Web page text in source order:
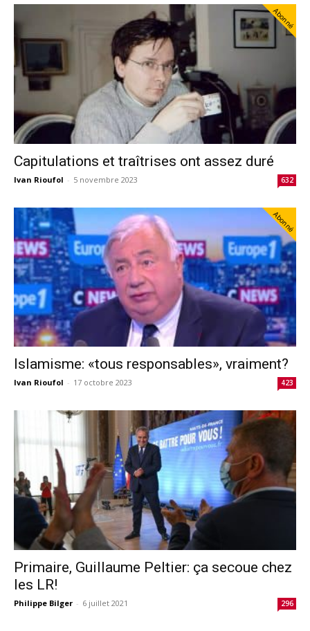
Abonné
Capitulations et traîtrises ont assez duré
Ivan Rioufol - 5 novembre 2023 632
Abonné
Islamisme: «tous responsables», vraiment?
Ivan Rioufol - 17 octobre 2023 423
Primaire, Guillaume Peltier: ça secoue chez
les LR!
Philippe Bilger - 6 juillet 2021 296